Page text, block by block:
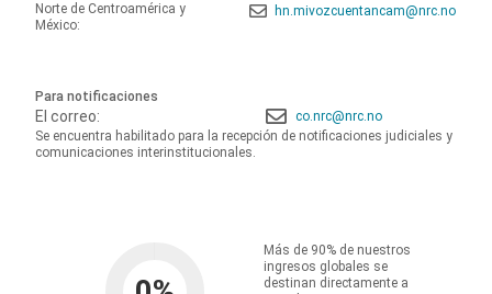
Norte de Centroamérica y
México:
hn.mivozcuentancam@nrc.no
Para notificaciones
El correo:
co.nrc@nrc.no
Se encuentra habilitado para la recepción de notificaciones judiciales y
comunicaciones interinstitucionales.
Más de 90% de nuestros
ingresos globales se
destinan directamente a